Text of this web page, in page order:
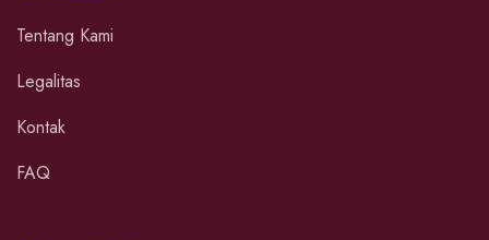
Tentang Kami
Legalitas
Kontak
FAQ